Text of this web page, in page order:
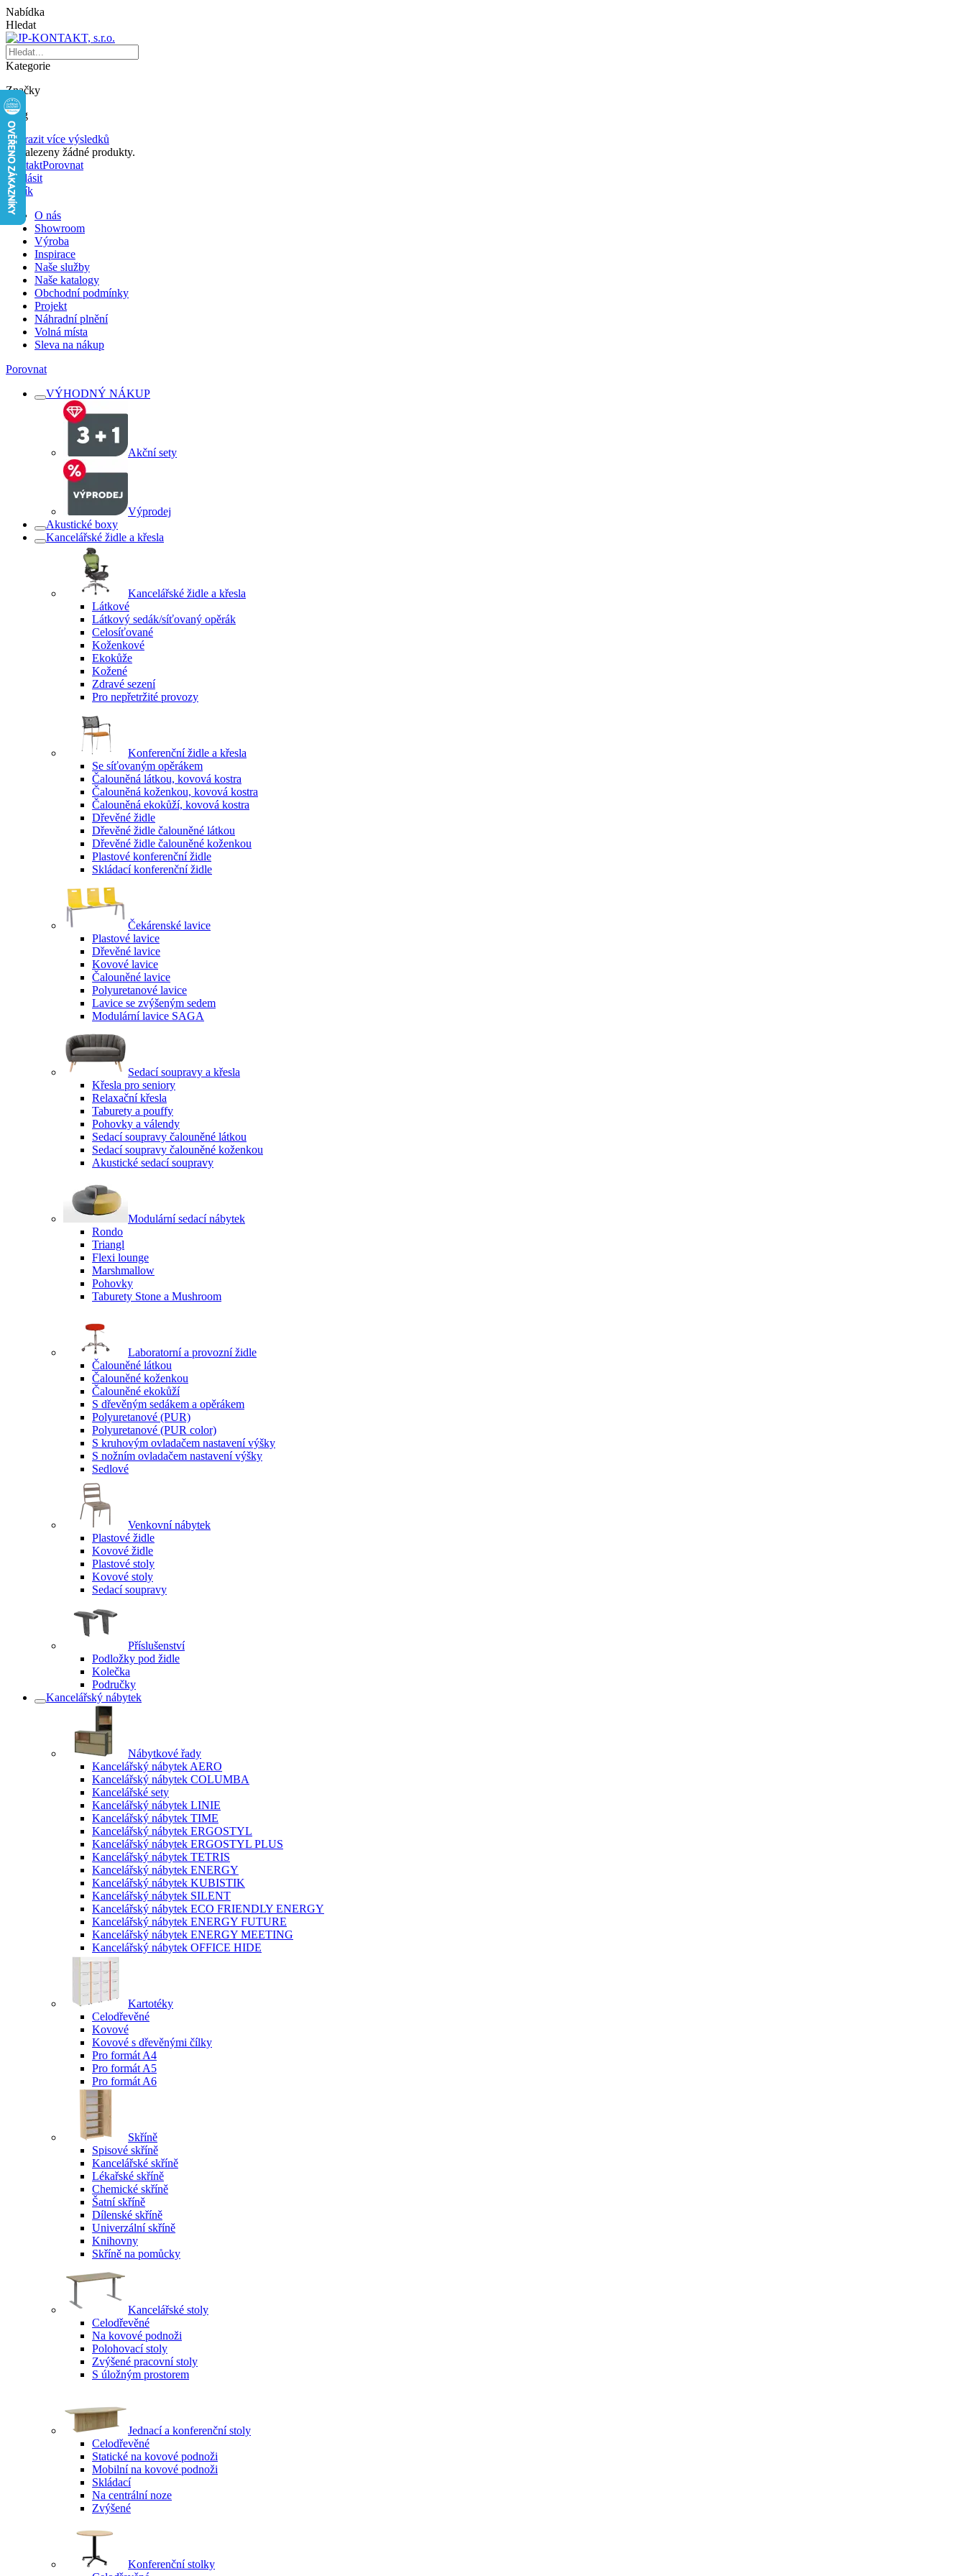
Nabídka
Hledat
Kategorie
Značky
Blog
Zobrazit více výsledků
Nenalezeny žádné produkty.
KontaktPorovnat
Přihlásit
Košík
O nás
Showroom
Výroba
Inspirace
Naše služby
Naše katalogy
Obchodní podmínky
Projekt
Náhradní plnění
Volná místa
Sleva na nákup
Porovnat
VÝHODNÝ NÁKUP
Akční sety
Výprodej
Akustické boxy
Kancelářské židle a křesla
Kancelářské židle a křesla
Látkové
Látkový sedák/síťovaný opěrák
Celosíťované
Koženkové
Ekokůže
Kožené
Zdravé sezení
Pro nepřetržité provozy
Konferenční židle a křesla
Se síťovaným opěrákem
Čalouněná látkou, kovová kostra
Čalouněná koženkou, kovová kostra
Čalouněná ekokůží, kovová kostra
Dřevěné židle
Dřevěné židle čalouněné látkou
Dřevěné židle čalouněné koženkou
Plastové konferenční židle
Skládací konferenční židle
Čekárenské lavice
Plastové lavice
Dřevěné lavice
Kovové lavice
Čalouněné lavice
Polyuretanové lavice
Lavice se zvýšeným sedem
Modulární lavice SAGA
Sedací soupravy a křesla
Křesla pro seniory
Relaxační křesla
Taburety a pouffy
Pohovky a válendy
Sedací soupravy čalouněné látkou
Sedací soupravy čalouněné koženkou
Akustické sedací soupravy
Modulární sedací nábytek
Rondo
Triangl
Flexi lounge
Marshmallow
Pohovky
Taburety Stone a Mushroom
Laboratorní a provozní židle
Čalouněné látkou
Čalouněné koženkou
Čalouněné ekokůží
S dřevěným sedákem a opěrákem
Polyuretanové (PUR)
Polyuretanové (PUR color)
S kruhovým ovladačem nastavení výšky
S nožním ovladačem nastavení výšky
Sedlové
Venkovní nábytek
Plastové židle
Kovové židle
Plastové stoly
Kovové stoly
Sedací soupravy
Příslušenství
Podložky pod židle
Kolečka
Područky
Kancelářský nábytek
Nábytkové řady
Kancelářský nábytek AERO
Kancelářský nábytek COLUMBA
Kancelářské sety
Kancelářský nábytek LINIE
Kancelářský nábytek TIME
Kancelářský nábytek ERGOSTYL
Kancelářský nábytek ERGOSTYL PLUS
Kancelářský nábytek TETRIS
Kancelářský nábytek ENERGY
Kancelářský nábytek KUBISTIK
Kancelářský nábytek SILENT
Kancelářský nábytek ECO FRIENDLY ENERGY
Kancelářský nábytek ENERGY FUTURE
Kancelářský nábytek ENERGY MEETING
Kancelářský nábytek OFFICE HIDE
Kartotéky
Celodřevěné
Kovové
Kovové s dřevěnými čílky
Pro formát A4
Pro formát A5
Pro formát A6
Skříně
Spisové skříně
Kancelářské skříně
Lékařské skříně
Chemické skříně
Šatní skříně
Dílenské skříně
Univerzální skříně
Knihovny
Skříně na pomůcky
Kancelářské stoly
Celodřevěné
Na kovové podnoži
Polohovací stoly
Zvýšené pracovní stoly
S úložným prostorem
Jednací a konferenční stoly
Celodřevěné
Statické na kovové podnoži
Mobilní na kovové podnoži
Skládací
Na centrální noze
Zvýšené
Konferenční stolky